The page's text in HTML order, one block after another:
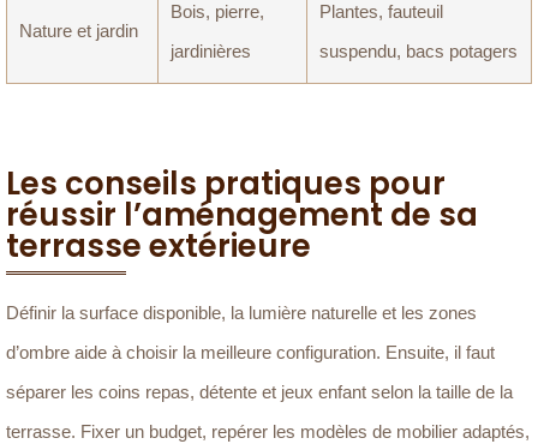
Nature et jardin
Bois, pierre,
jardinières
Plantes, fauteuil
suspendu, bacs potagers
Les conseils pratiques pour
réussir l’aménagement de sa
terrasse extérieure
Définir la surface disponible, la lumière naturelle et les zones
d’ombre aide à choisir la meilleure configuration. Ensuite, il faut
séparer les coins repas, détente et jeux enfant selon la taille de la
terrasse. Fixer un budget, repérer les modèles de mobilier adaptés,